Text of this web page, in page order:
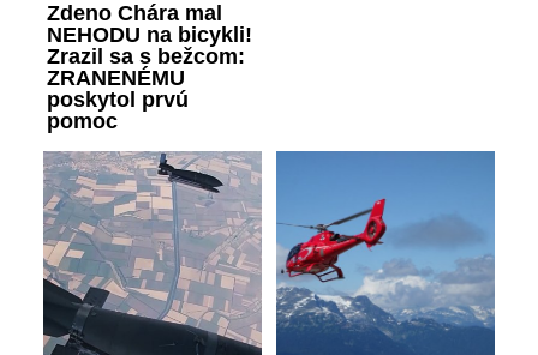
Zdeno Chára mal
NEHODU na bicykli!
Zrazil sa s bežcom:
ZRANENÉMU
poskytol prvú
pomoc